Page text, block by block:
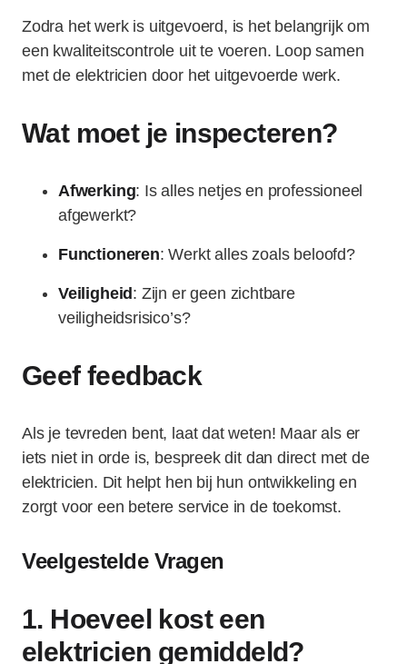
Zodra het werk is uitgevoerd, is het belangrijk om
een kwaliteitscontrole uit te voeren. Loop samen
met de elektricien door het uitgevoerde werk.
Wat moet je inspecteren?
Afwerking: Is alles netjes en professioneel
afgewerkt?
Functioneren: Werkt alles zoals beloofd?
Veiligheid : Zijn er geen zichtbare
veiligheidsrisico’s?
Geef feedback
Als je tevreden bent, laat dat weten! Maar als er
iets niet in orde is, bespreek dit dan direct met de
elektricien. Dit helpt hen bij hun ontwikkeling en
zorgt voor een betere service in de toekomst.
Veelgestelde Vragen
1. Hoeveel kost een
elektricien gemiddeld?